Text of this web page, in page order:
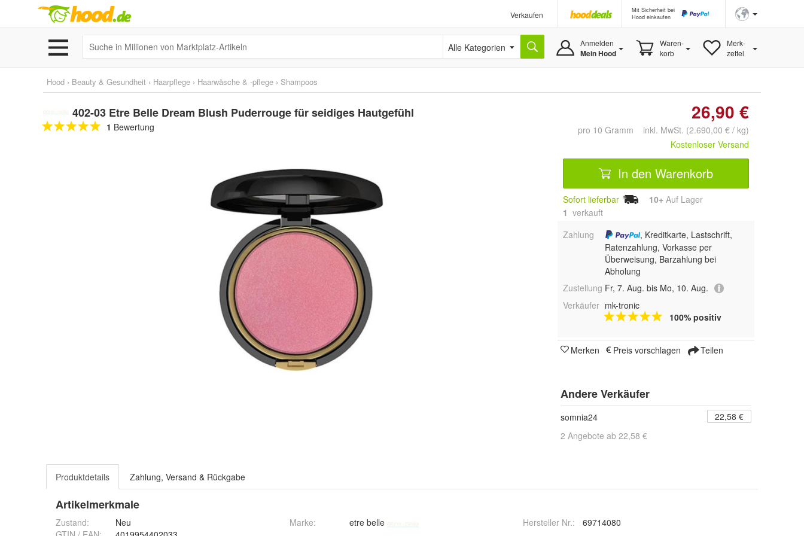
Verkaufen
Mit Sicherheit bei
Hood einkaufen
Alle Kategorien Anmelden
Mein Hood
Waren-
korb
Merk-
zettel
Hood › Beauty & Gesundheit › Haarpflege › Haarwäsche & -pflege › Shampoos
402-03 Etre Belle Dream Blush Puderrouge für seidiges Hautgefühl
1 Bewertung
26,90 €
pro 10 Gramm inkl. MwSt. (2.690,00 € / kg)
Kostenloser Versand
In den Warenkorb
Sofort lieferbar 10+ Auf Lager
1 verkauft
Zahlung
, Kreditkarte, Lastschrift,
Ratenzahlung, Vorkasse per
Überweisung, Barzahlung bei
Abholung
Zustellung Fr, 7. Aug. bis Mo, 10. Aug.
Verkäufer mk-tronic
100% positiv
Merken Preis vorschlagen Teilen
Andere Verkäufer
somnia24
22,58 €
2 Angebote ab 22,58 €
Produktdetails Zahlung, Versand & Rückgabe
Artikelmerkmale
Zustand:
Neu
Marke: etre belle Hersteller Nr.: 69714080